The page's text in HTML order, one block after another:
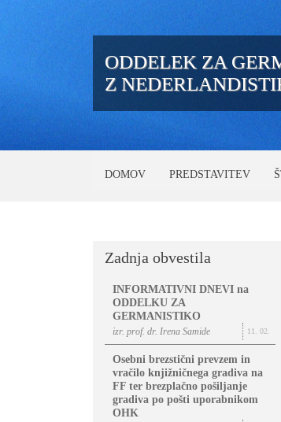
ODDELEK ZA
Z
DOMOV PREDSTAVITEV
Zadnja obvestila
INFORMATIVNI DNEVI na
ODDELKU ZA
GERMANISTIKO
izr. prof. dr. Irena Samide 11. 02.
Osebni brezstični prevzem in
vračilo knjižničnega gradiva na
FF ter brezplačno pošiljanje
gradiva po pošti uporabnikom
OHK